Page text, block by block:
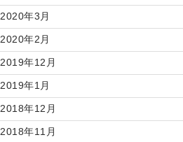
2020年3月
2020年2月
2019年12月
2019年1月
2018年12月
2018年11月